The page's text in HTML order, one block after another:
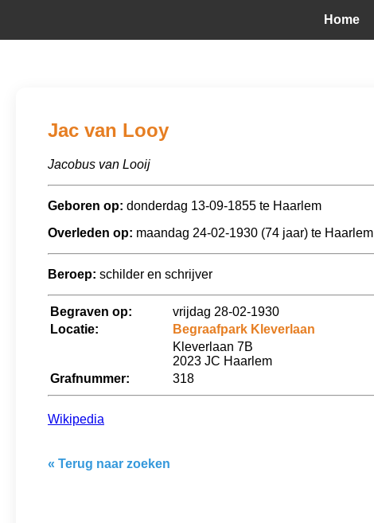
Home
Jac van Looy
Jacobus van Looij
Geboren op: donderdag 13-09-1855 te Haarlem
Overleden op: maandag 24-02-1930 (74 jaar) te Haarlem
Beroep: schilder en schrijver
Begraven op:
vrijdag 28-02-1930
Locatie:
Begraafpark Kleverlaan
Kleverlaan 7B
2023 JC Haarlem
Grafnummer:
318
Wikipedia
« Terug naar zoeken